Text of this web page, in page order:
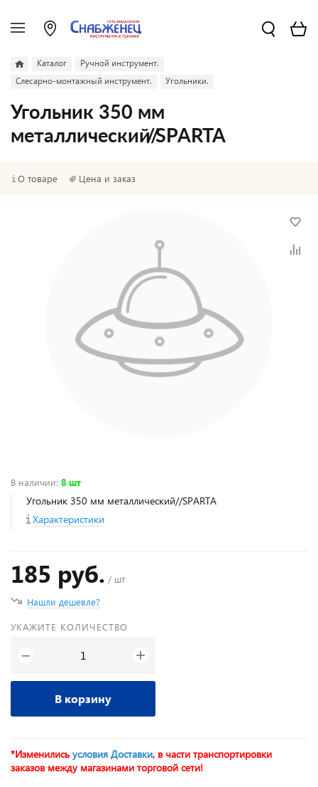
Каталог
Ручной инструмент.
Слесарно-монтажный инструмент.
Угольники.
Угольник 350 мм
металлический//SPARTA
О товаре Цена и заказ
В наличии: 8 шт
Угольник 350 мм металлический//SPARTA
Характеристики
185 руб. / шт
Нашли дешевле?
УКАЖИТЕ КОЛИЧЕСТВО
− +
В корзину
*Изменились условия Доставки, в части транспортировки
заказов между магазинами торговой сети!